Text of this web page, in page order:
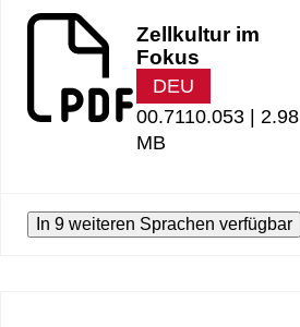
Zellkultur im
Fokus
DEU
00.7110.053 | 2.98
MB
In 9 weiteren Sprachen verfügbar